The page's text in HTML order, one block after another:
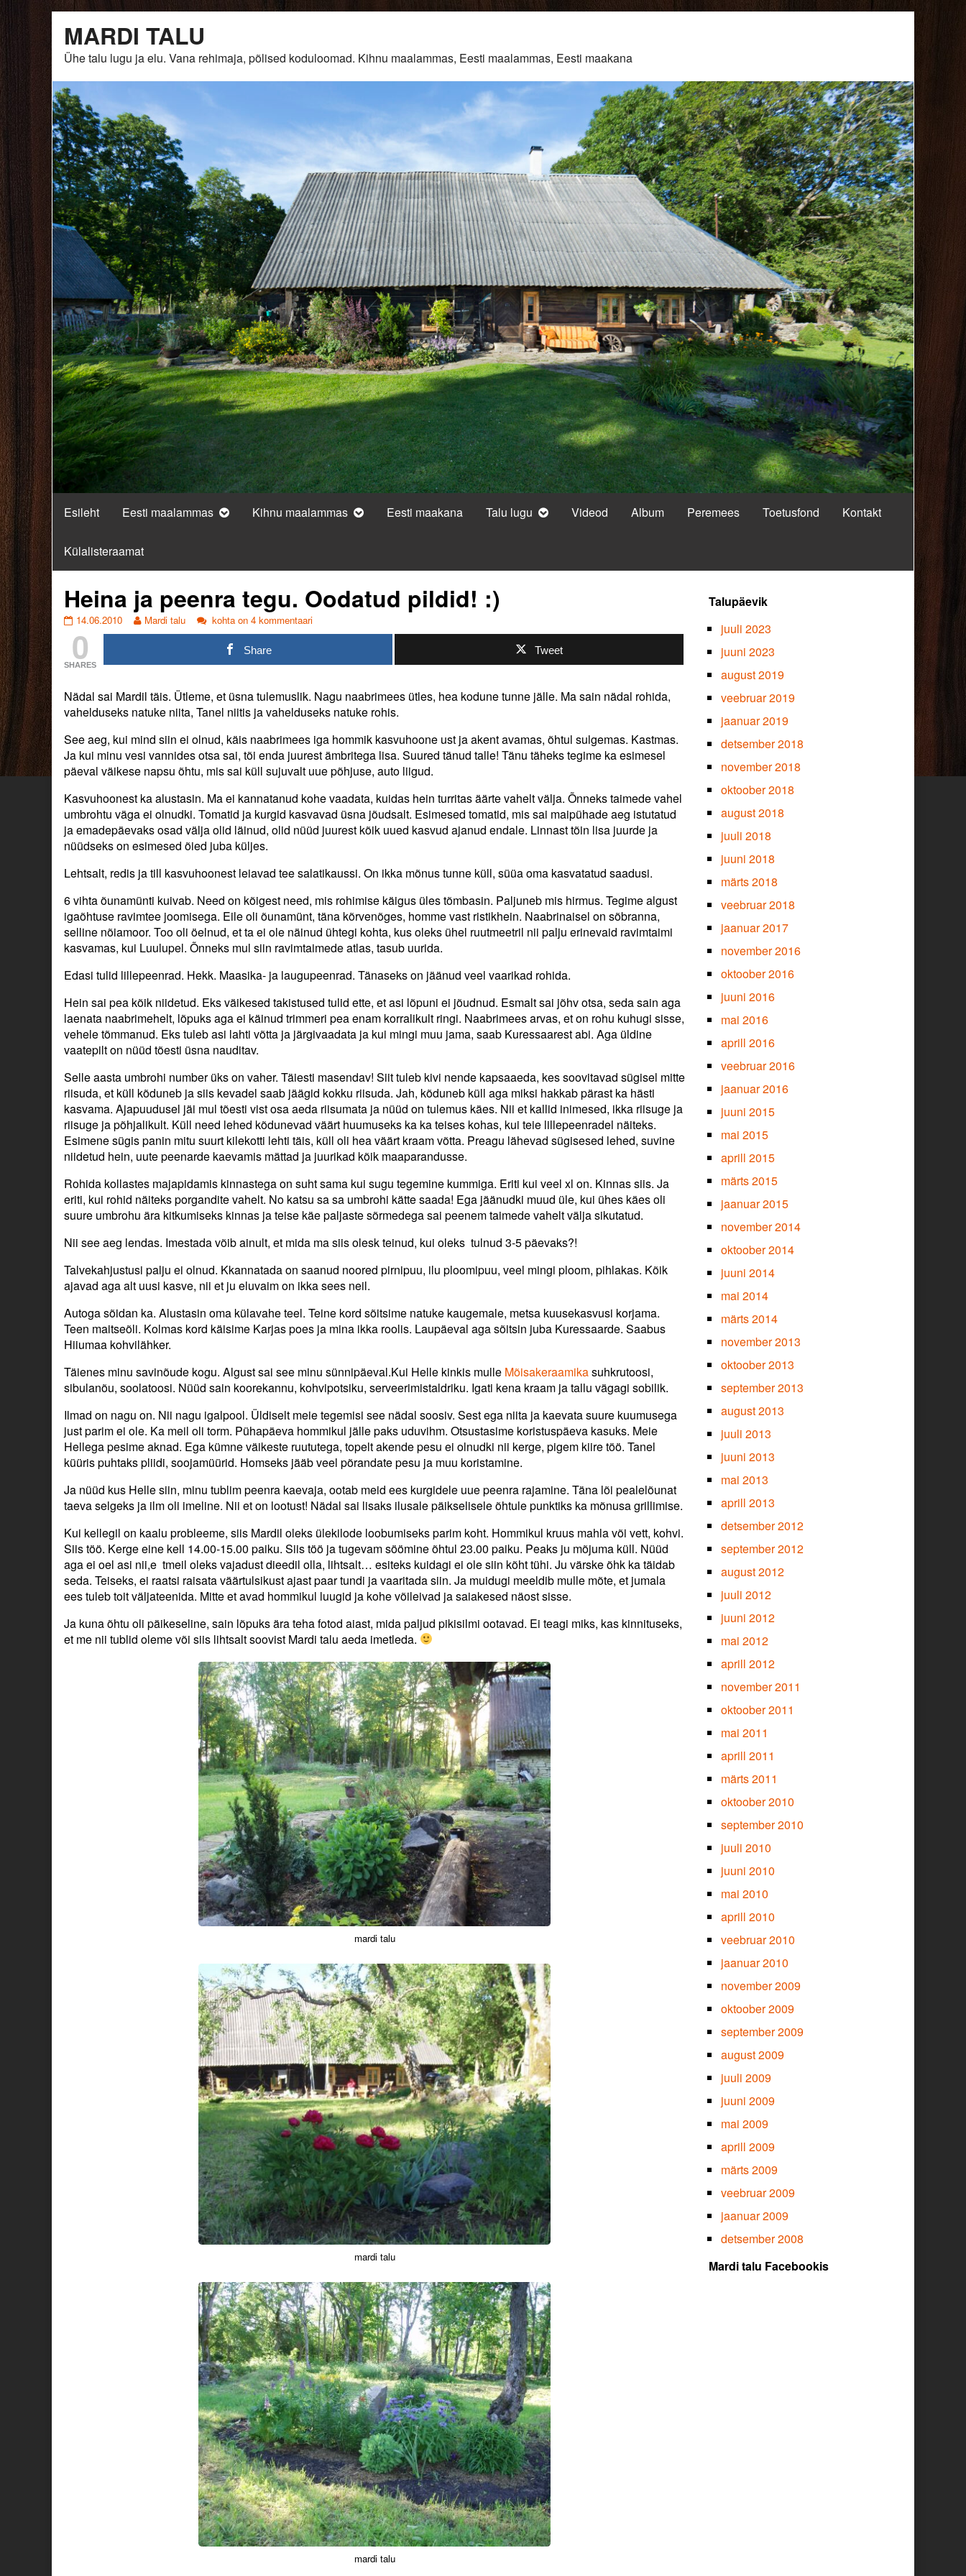
content
MARDI TALU
Ühe talu lugu ja elu. Vana rehimaja, põlised koduloomad. Kihnu maalammas, Eesti maalammas, Eesti maakana
Esileht Eesti maalammas Kihnu maalammas Eesti maakana Talu lugu Videod Album Peremees Toetusfond Kontakt
Külalisteraamat
Heina ja peenra tegu. Oodatud pildid! :)
Heina
peenra
tegu.
Oodatud
:)
published
14.06.2010
Read
more
of
Heina
peenra
tegu.
Oodatud
pildid!
Mardi talu
Heina
ja
peenra
tegu.
:)
kohta on 4 kommentaari
0
SHARES
Share Tweet
Nädal sai Mardil täis. Ütleme, et üsna tulemuslik. Nagu naabrimees ütles, hea kodune tunne jälle. Ma sain nädal rohida,
vahelduseks natuke niita, Tanel niitis ja vahelduseks natuke rohis.
See aeg, kui mind siin ei olnud, käis naabrimees iga hommik kasvuhoone ust ja akent avamas, õhtul sulgemas. Kastmas.
Ja kui minu vesi vannides otsa sai, tõi enda juurest ämbritega lisa. Suured tänud talle! Tänu täheks tegime ka esimesel
päeval väikese napsu õhtu, mis sai küll sujuvalt uue põhjuse, auto liigud.
Kasvuhoonest ka alustasin. Ma ei kannatanud kohe vaadata, kuidas hein turritas äärte vahelt välja. Õnneks taimede vahel
umbrohtu väga ei olnudki. Tomatid ja kurgid kasvavad üsna jõudsalt. Esimesed tomatid, mis sai maipühade aeg istutatud
ja emadepäevaks osad välja olid läinud, olid nüüd juurest kõik uued kasvud ajanud endale. Linnast tõin lisa juurde ja
nüüdseks on esimesed õied juba küljes.
Lehtsalt, redis ja till kasvuhoonest leiavad tee salatikaussi. On ikka mõnus tunne küll, süüa oma kasvatatud saadusi.
6 vihta õunamünti kuivab. Need on kõigest need, mis rohimise käigus üles tõmbasin. Paljuneb mis hirmus. Tegime algust
igaõhtuse ravimtee joomisega. Eile oli õunamünt, täna kõrvenõges, homme vast ristikhein. Naabrinaisel on sõbranna,
selline nõiamoor. Too oli öelnud, et ta ei ole näinud ühtegi kohta, kus oleks ühel ruutmeetril nii palju erinevaid ravimtaimi
kasvamas, kui Luulupel. Õnneks mul siin ravimtaimede atlas, tasub uurida.
Edasi tulid lillepeenrad. Hekk. Maasika- ja laugupeenrad. Tänaseks on jäänud veel vaarikad rohida.
Hein sai pea kõik niidetud. Eks väikesed takistused tulid ette, et asi lõpuni ei jõudnud. Esmalt sai jõhv otsa, seda sain aga
laenata naabrimehelt, lõpuks aga ei käinud trimmeri pea enam korralikult ringi. Naabrimees arvas, et on rohu kuhugi sisse,
vehele tõmmanud. Eks tuleb asi lahti võtta ja järgivaadata ja kui mingi muu jama, saab Kuressaarest abi. Aga üldine
vaatepilt on nüüd tõesti üsna nauditav.
Selle aasta umbrohi number üks on vaher. Täiesti masendav! Siit tuleb kivi nende kapsaaeda, kes soovitavad sügisel mitte
riisuda, et küll kõduneb ja siis kevadel saab jäägid kokku riisuda. Jah, kõduneb küll aga miksi hakkab pärast ka hästi
kasvama. Ajapuudusel jäi mul tõesti vist osa aeda riisumata ja nüüd on tulemus käes. Nii et kallid inimesed, ikka riisuge ja
riisuge ja põhjalikult. Küll need lehed kõdunevad väärt huumuseks ka ka teises kohas, kui teie lillepeenradel näiteks.
Esimene sügis panin mitu suurt kilekotti lehti täis, küll oli hea väärt kraam võtta. Preagu lähevad sügisesed lehed, suvine
niidetud hein, uute peenarde kaevamis mättad ja juurikad kõik maaparandusse.
Rohida kollastes majapidamis kinnastega on suht sama kui sugu tegemine kummiga. Eriti kui veel xl on. Kinnas siis. Ja
eriti, kui rohid näiteks porgandite vahelt. No katsu sa sa umbrohi kätte saada! Ega jäänudki muud üle, kui ühes käes oli
suure umbrohu ära kitkumiseks kinnas ja teise käe paljaste sõrmedega sai peenem taimede vahelt välja sikutatud.
Nii see aeg lendas. Imestada võib ainult, et mida ma siis olesk teinud, kui oleks tulnud 3-5 päevaks?!
Talvekahjustusi palju ei olnud. Kkannatada on saanud noored pirnipuu, ilu ploomipuu, veel mingi ploom, pihlakas. Kõik
ajavad aga alt uusi kasve, nii et ju eluvaim on ikka sees neil.
Autoga sõidan ka. Alustasin oma külavahe teel. Teine kord sõitsime natuke kaugemale, metsa kuusekasvusi korjama.
Teen maitseõli. Kolmas kord käisime Karjas poes ja mina ikka roolis. Laupäeval aga sõitsin juba Kuressaarde. Saabus
Hiiumaa kohvilähker.
Täienes minu savinõude kogu. Algust sai see minu sünnipäeval.Kui Helle kinkis mulle Mõisakeraamikasuhkrutoosi,
sibulanõu, soolatoosi. Nüüd sain koorekannu, kohvipotsiku, serveerimistaldriku. Igati kena kraam ja tallu vägagi sobilik.
Ilmad on nagu on. Nii nagu igalpool. Üldiselt meie tegemisi see nädal soosiv. Sest ega niita ja kaevata suure kuumusega
just parim ei ole. Ka meil oli torm. Pühapäeva hommikul jälle paks uduvihm. Otsustasime koristuspäeva kasuks. Meie
Hellega pesime aknad. Ega kümne väikeste ruututega, topelt akende pesu ei olnudki nii kerge, pigem kiire töö. Tanel
küüris puhtaks pliidi, soojamüürid. Homseks jääb veel põrandate pesu ja muu koristamine.
Ja nüüd kus Helle siin, minu tublim peenra kaevaja, ootab meid ees kurgidele uue peenra rajamine. Täna lõi pealelõunat
taeva selgeks ja ilm oli imeline. Nii et on lootust! Nädal sai lisaks ilusale päikselisele õhtule punktiks ka mõnusa grillimise.
Kui kellegil on kaalu probleeme, siis Mardil oleks ülekilode loobumiseks parim koht. Hommikul kruus mahla või vett, kohvi.
Siis töö. Kerge eine kell 14.00-15.00 paiku. Siis töö ja tugevam söömine õhtul 23.00 paiku. Peaks ju mõjuma küll. Nüüd
aga ei oel asi nii,e tmeil oleks vajadust dieedil olla, lihtsalt… esiteks kuidagi ei ole siin kõht tühi. Ju värske õhk ka täidab
seda. Teiseks, ei raatsi raisata väärtulsikust ajast paar tundi ja vaaritada siin. Ja muidugi meeldib mulle mõte, et jumala
ees tuleb toit väljateenida. Mitte et avad hommikul luugid ja kohe võileivad ja saiakesed näost sisse.
Ja kuna õhtu oli päikeseline, sain lõpuks ära teha fotod aiast, mida paljud pikisilmi ootavad. Ei teagi miks, kas kinnituseks,
et me nii tublid oleme või siis lihtsalt soovist Mardi talu aeda imetleda.
mardi talu
mardi talu
mardi talu
Primary
Sidebar
Talupäevik
juuli 2023
juuni 2023
august 2019
veebruar 2019
jaanuar 2019
detsember 2018
november 2018
oktoober 2018
august 2018
juuli 2018
juuni 2018
märts 2018
veebruar 2018
jaanuar 2017
november 2016
oktoober 2016
juuni 2016
mai 2016
aprill 2016
veebruar 2016
jaanuar 2016
juuni 2015
mai 2015
aprill 2015
märts 2015
jaanuar 2015
november 2014
oktoober 2014
juuni 2014
mai 2014
märts 2014
november 2013
oktoober 2013
september 2013
august 2013
juuli 2013
juuni 2013
mai 2013
aprill 2013
detsember 2012
september 2012
august 2012
juuli 2012
juuni 2012
mai 2012
aprill 2012
november 2011
oktoober 2011
mai 2011
aprill 2011
märts 2011
oktoober 2010
september 2010
juuli 2010
juuni 2010
mai 2010
aprill 2010
veebruar 2010
jaanuar 2010
november 2009
oktoober 2009
september 2009
august 2009
juuli 2009
juuni 2009
mai 2009
aprill 2009
märts 2009
veebruar 2009
jaanuar 2009
detsember 2008
Mardi talu Facebookis